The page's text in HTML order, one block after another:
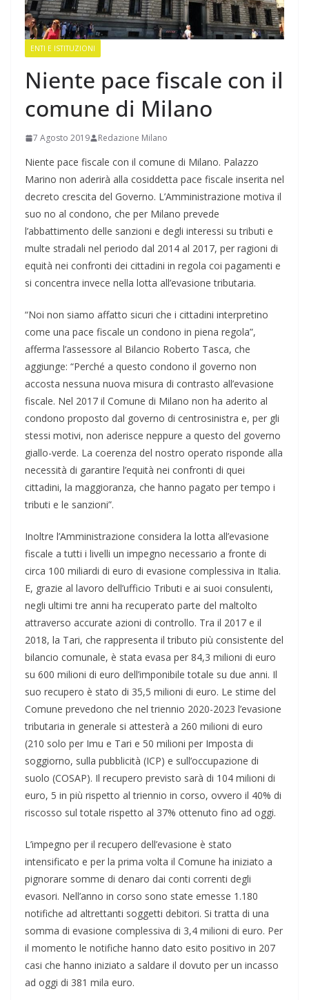
ENTI E ISTITUZIONI
Niente pace fiscale con il
comune di Milano
7 Agosto 2019 Redazione Milano
Niente pace fiscale con il comune di Milano. Palazzo
Marino non aderirà alla cosiddetta pace fiscale inserita nel
decreto crescita del Governo. L’Amministrazione motiva il
suo no al condono, che per Milano prevede
l’abbattimento delle sanzioni e degli interessi su tributi e
multe stradali nel periodo dal 2014 al 2017, per ragioni di
equità nei confronti dei cittadini in regola coi pagamenti e
si concentra invece nella lotta all’evasione tributaria.
“Noi non siamo affatto sicuri che i cittadini interpretino
come una pace fiscale un condono in piena regola”,
afferma l’assessore al Bilancio Roberto Tasca, che
aggiunge: “Perché a questo condono il governo non
accosta nessuna nuova misura di contrasto all’evasione
fiscale. Nel 2017 il Comune di Milano non ha aderito al
condono proposto dal governo di centrosinistra e, per gli
stessi motivi, non aderisce neppure a questo del governo
giallo-verde. La coerenza del nostro operato risponde alla
necessità di garantire l’equità nei confronti di quei
cittadini, la maggioranza, che hanno pagato per tempo i
tributi e le sanzioni”.
Inoltre l’Amministrazione considera la lotta all’evasione
fiscale a tutti i livelli un impegno necessario a fronte di
circa 100 miliardi di euro di evasione complessiva in Italia.
E, grazie al lavoro dell’ufficio Tributi e ai suoi consulenti,
negli ultimi tre anni ha recuperato parte del maltolto
attraverso accurate azioni di controllo. Tra il 2017 e il
2018, la Tari, che rappresenta il tributo più consistente del
bilancio comunale, è stata evasa per 84,3 milioni di euro
su 600 milioni di euro dell’imponibile totale su due anni. Il
suo recupero è stato di 35,5 milioni di euro. Le stime del
Comune prevedono che nel triennio 2020-2023 l’evasione
tributaria in generale si attesterà a 260 milioni di euro
(210 solo per Imu e Tari e 50 milioni per Imposta di
soggiorno, sulla pubblicità (ICP) e sull’occupazione di
suolo (COSAP). Il recupero previsto sarà di 104 milioni di
euro, 5 in più rispetto al triennio in corso, ovvero il 40% di
riscosso sul totale rispetto al 37% ottenuto fino ad oggi.
L’impegno per il recupero dell’evasione è stato
intensificato e per la prima volta il Comune ha iniziato a
pignorare somme di denaro dai conti correnti degli
evasori. Nell’anno in corso sono state emesse 1.180
notifiche ad altrettanti soggetti debitori. Si tratta di una
somma di evasione complessiva di 3,4 milioni di euro. Per
il momento le notifiche hanno dato esito positivo in 207
casi che hanno iniziato a saldare il dovuto per un incasso
ad oggi di 381 mila euro.